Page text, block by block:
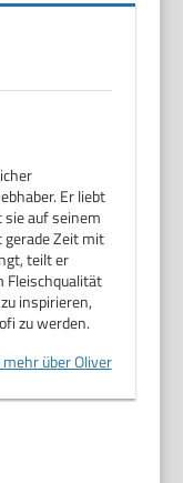
Er liebt
auf seinem
Zeit mit
teilt er
Fleischqualität
inspirieren,
zu werden.
über Oliver